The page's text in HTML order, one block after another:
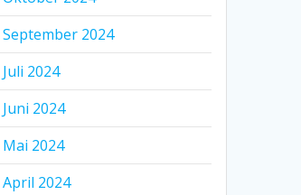
September 2024
Juli 2024
Juni 2024
Mai 2024
April 2024